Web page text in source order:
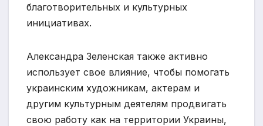
благотворительных и культурных
инициативах.
Александра Зеленская также активно
использует свое влияние, чтобы помогать
украинским художникам, актерам и
другим культурным деятелям продвигать
свою работу как на территории Украины,